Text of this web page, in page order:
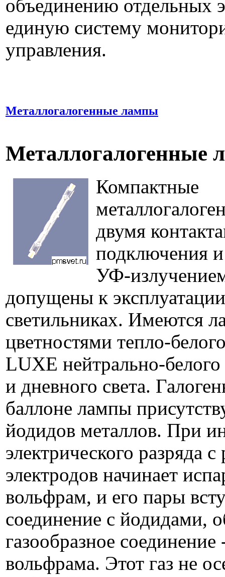
объединению отдельных
единую систему
управления.
Металлогалогенные лампы
Металлогалогенные
Компактные
двумя
подключения
УФ-
допущены к
светильниках. Имеются
цветностями тепло-
LUXE нейтрально-
и дневного света.
баллоне лампы
йодидов металлов. При
электрического разряда с
электродов начинает
вольфрам, и его пары
соединение с йодидами,
газообразное
вольфрама. Этот газ не